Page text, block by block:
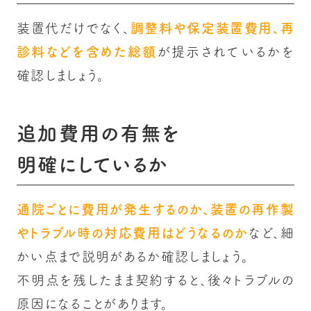
装置代だけでなく、 調整料や保定装置費用、再
診料などを含めた総額 が提示されているかを
確認しましょう。
追加費用の有無を
明確にしているか
通院ごとに費用が発生するのか、装置の再作製
やトラブル時の対応費用はどうなるのか など、細
かい点まで説明があるか確認しましょう。
不明点を残したまま契約すると、後々トラブルの
原因になることがあります。